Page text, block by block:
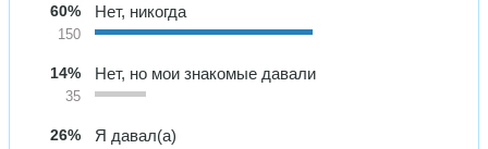
60%
150
Нет, никогда
14%
35
Нет, но мои знакомые давали
26% Я давал(а)